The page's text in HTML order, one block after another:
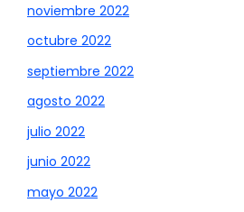
noviembre 2022
octubre 2022
septiembre 2022
agosto 2022
julio 2022
junio 2022
mayo 2022